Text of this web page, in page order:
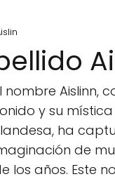
nombre Aislinn,
y su
ha
de
los años. Este